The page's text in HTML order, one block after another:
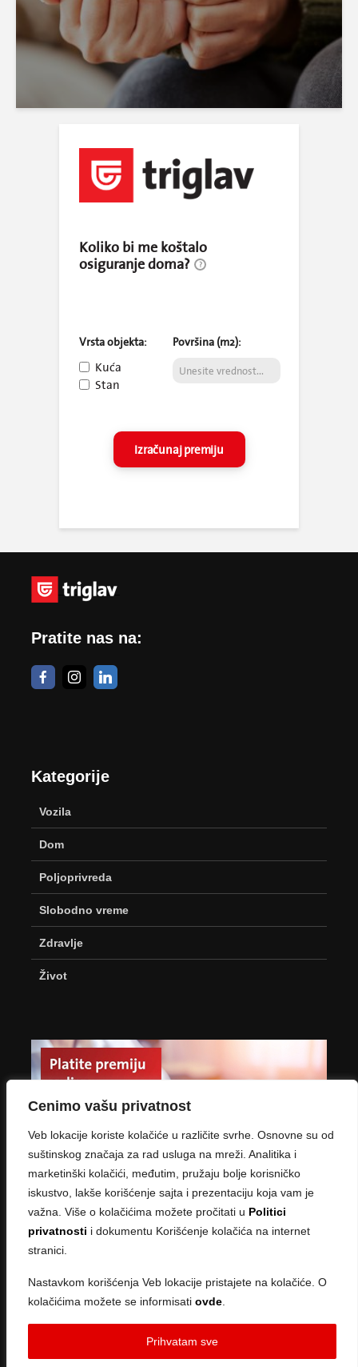
Cenimo vašu privatnost
Veb lokacije koriste kolačiće u različite svrhe. Osnovne su od
suštinskog značaja za rad usluga na mreži. Analitika i
marketinški kolačići, međutim, pružaju bolje korisničko
iskustvo, lakše korišćenje sajta i prezentaciju koja vam je
važna. Više o kolačićima možete pročitati u Politici
privatnosti i dokumentu Korišćenje kolačića na internet
stranici.
Nastavkom korišćenja Veb lokacije pristajete na kolačiće. O
kolačićima možete se informisati ovde
Prihvatam sve
Pratite nas na:
Kategorije
Vozila
Dom
Poljoprivreda
Slobodno vreme
Zdravlje
Život
Copyright © 2026 · Created bySve ce biti u redu